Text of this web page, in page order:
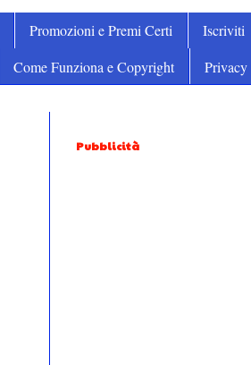
Promozioni e Premi Certi Iscriviti
Come Funziona e Copyright
Pubblicità